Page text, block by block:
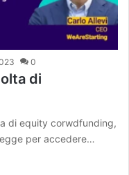
0
di
di equity corwdfunding,
per accedere…